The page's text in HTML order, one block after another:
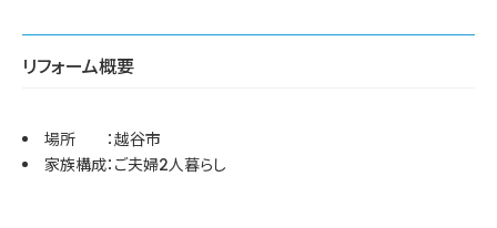
リフォーム概要
場所 ：越谷市
家族構成：ご夫婦2人暮らし